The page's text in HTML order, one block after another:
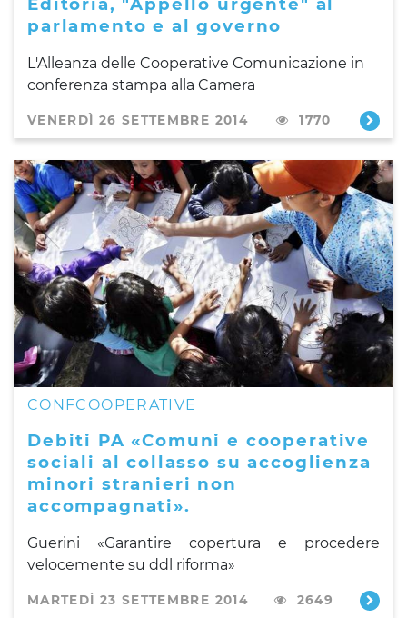
parlamento e al governo
L'Alleanza delle Cooperative Comunicazione in
conferenza stampa alla Camera
VENERDÌ 26 SETTEMBRE 2014 1770
CONFCOOPERATIVE
Debiti PA «Comuni e cooperative
sociali al collasso su accoglienza
minori stranieri non
accompagnati».
Guerini «Garantire copertura e procedere
velocemente su ddl riforma»
MARTEDÌ 23 SETTEMBRE 2014 2649